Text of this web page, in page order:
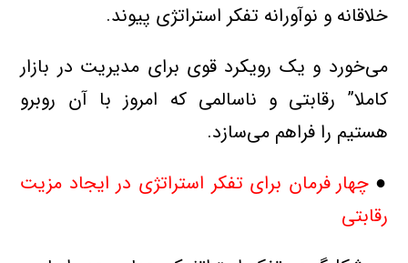
خلاقانه و نوآورانه تفکر استراتژی پیوند.
می‌خورد و یک رویکرد قوی برای مدیریت در بازار
کاملا” رقابتی و ناسالمی که امروز با آن روبرو
هستیم را فراهم می‌سازد.
●چهار فرمان برای تفکر استراتژی در ایجاد مزیت
رقابتی